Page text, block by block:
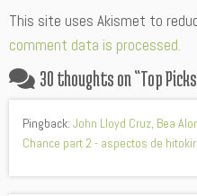
This site uses Akismet to
comment data is processed.
30 thoughts on “Top
Pingback: John Lloyd Cruz, Bea
Chance part 2 - aspectos de